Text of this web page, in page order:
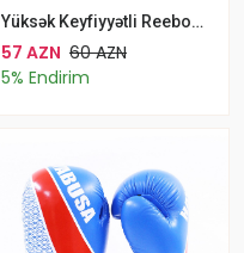
Yüksək Keyfiyyətli Reebok MMA Əlcəkləri UFC Qaydasız Döyüş Əlcəyi
57 AZN 60 AZN
5% Endirim